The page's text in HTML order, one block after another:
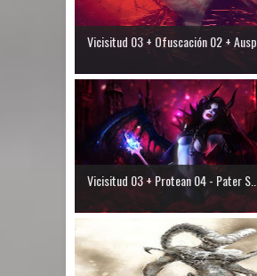
Vicisitud 03 + Ofuscación 02 + Ausp...
Vicisitud 03 + Protean 04 - Pater S...